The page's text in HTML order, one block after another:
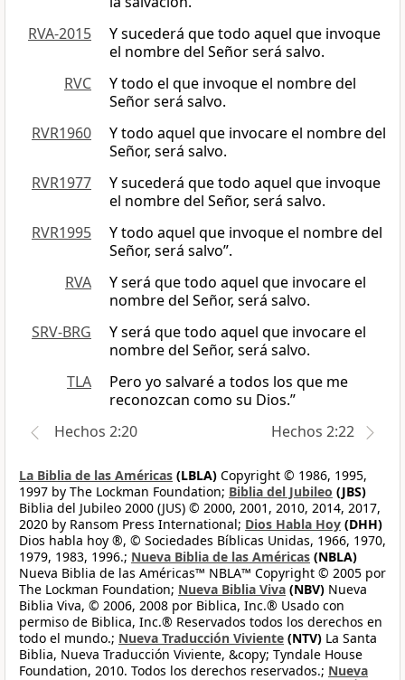
RVA-2015
Y sucederá que todo aquel que invoque
el nombre del Señor será salvo.
RVC
Y todo el que invoque el nombre del
Señor será salvo.
RVR1960
Y todo aquel que invocare el nombre del
Señor, será salvo.
RVR1977
Y sucederá que todo aquel que invoque
el nombre del Señor, será salvo.
RVR1995
Y todo aquel que invoque el nombre del
Señor, será salvo”.
RVA
Y será que todo aquel que invocare el
nombre del Señor, será salvo.
SRV-BRG
Y será que todo aquel que invocare el
nombre del Señor, será salvo.
TLA
Pero yo salvaré a todos los que me
reconozcan como su Dios.”
Hechos 2:20
Hechos 2:22
La Biblia de las Américas (LBLA) Copyright © 1986, 1995,
1997 by The Lockman Foundation; Biblia del Jubileo (JBS)
Biblia del Jubileo 2000 (JUS) © 2000, 2001, 2010, 2014, 2017,
2020 by Ransom Press International; Dios Habla Hoy (DHH)
Dios habla hoy ®, © Sociedades Bíblicas Unidas, 1966, 1970,
1979, 1983, 1996.; Nueva Biblia de las Américas (NBLA)
Nueva Biblia de las Américas™ NBLA™ Copyright © 2005 por
The Lockman Foundation; Nueva Biblia Viva (NBV) Nueva
Biblia Viva, © 2006, 2008 por Biblica, Inc.® Usado con
permiso de Biblica, Inc.® Reservados todos los derechos en
todo el mundo.; Nueva Traducción Viviente (NTV) La Santa
Biblia, Nueva Traducción Viviente, &copy; Tyndale House
Foundation, 2010. Todos los derechos reservados.; Nueva